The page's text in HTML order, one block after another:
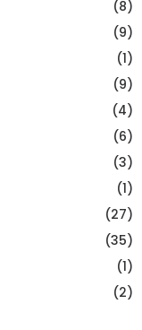
(8)
(9)
(1)
(9)
(4)
(6)
(3)
(1)
(27)
(35)
(1)
(2)